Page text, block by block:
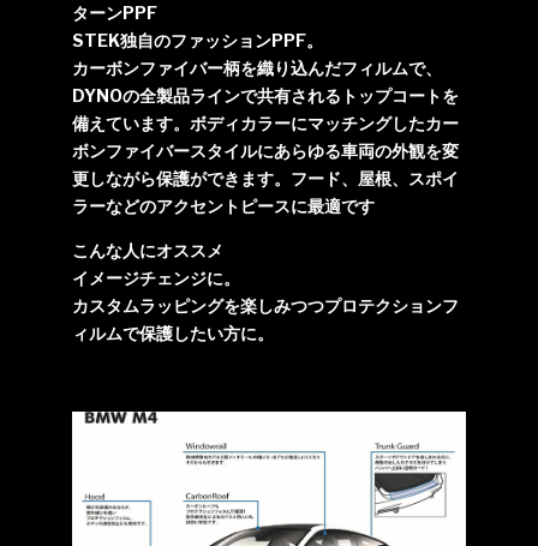
ターンPPF
STEK独自のファッションPPF。
カーボンファイバー柄を織り込んだフィルムで、
DYNOの全製品ラインで共有されるトップコートを
備えています。ボディカラーにマッチングしたカー
ボンファイバースタイルにあらゆる車両の外観を変
更しながら保護ができます。フード、屋根、スポイ
ラーなどのアクセントピースに最適です
こんな人にオススメ
イメージチェンジに。
カスタムラッピングを楽しみつつプロテクションフ
ィルムで保護したい方に。